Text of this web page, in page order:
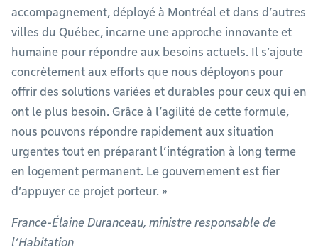
accompagnement, déployé à Montréal et dans d’autres
villes du Québec, incarne une approche innovante et
humaine pour répondre aux besoins actuels. Il s’ajoute
concrètement aux efforts que nous déployons pour
offrir des solutions variées et durables pour ceux qui en
ont le plus besoin. Grâce à l’agilité de cette formule,
nous pouvons répondre rapidement aux situation
urgentes tout en préparant l’intégration à long terme
en logement permanent. Le gouvernement est fier
d’appuyer ce projet porteur. »
France-Élaine Duranceau, ministre responsable de
l’Habitation